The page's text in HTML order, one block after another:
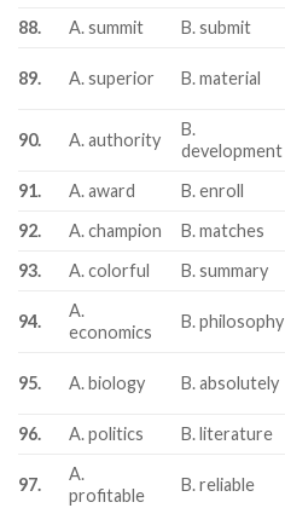
88.
A. summit B. submit
89. A. superior B. material
90. A. authority
B.
development
91. A. award B. enroll
92.
A. champion B. matches
93.
A. colorful B. summary
94.
A.
economics
B. philosophy
95. A. biology B. absolutely
96.
A. politics B. literature
97.
A.
profitable
B. reliable